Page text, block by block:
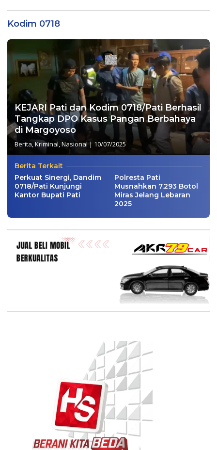
Kodim 0718
KEJARI Pati dan Kodim 0718/Pati Berhasil
Tangkap DPO Kasus Pangan Berbahaya
di Margoyoso
Berita,Kriminal,Nasional | 10/07/2025
Berita Terkait
Perkuat Sinergi, Dandim
0718/Pati Kunjungi
Kantor Bupati Pati
Polresta Pati
Musnahkan 7.293 Botol
Miras Jelang Lebaran
2025